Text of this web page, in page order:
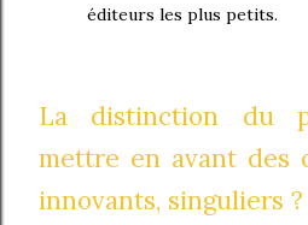
éditeurs les plus petits.
La distinction du
mettre en avant des
innovants, singuliers ?